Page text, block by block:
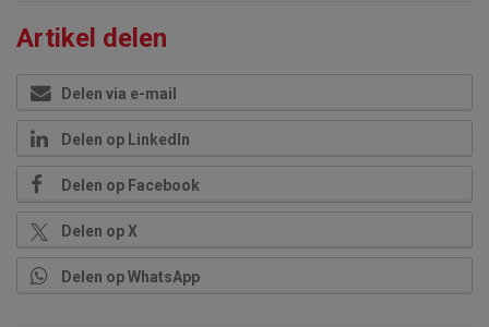
Artikel delen
Delen via e-mail
Delen op LinkedIn
Delen op Facebook
Delen op X
Delen op WhatsApp